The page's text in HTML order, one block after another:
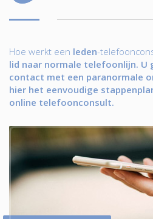
Hoe werkt een leden-
lid naar normale telefoonlijn. U
contact met een paranormale
hier het eenvoudige
online telefoonconsult.